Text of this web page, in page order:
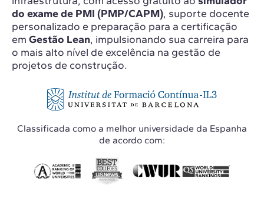
do exame de PMI (PMP/CAPM), suporte docente
personalizado e preparação para a certificação
em Gestão Lean, impulsionando sua carreira para
o mais alto nível de excelência na gestão de
projetos de construção.
Classificada como a melhor universidade da Espanha
de acordo com: